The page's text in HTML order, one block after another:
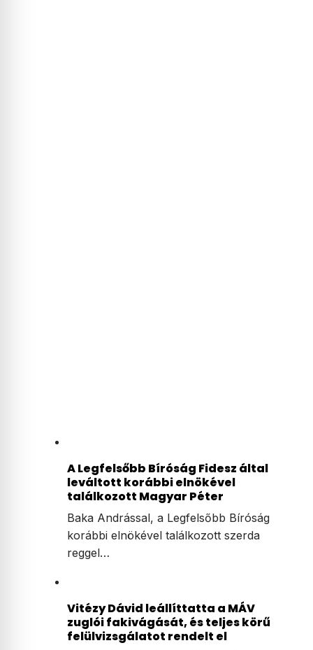
A Legfelsőbb Bíróság Fidesz által
leváltott korábbi elnökével
találkozott Magyar Péter
Baka Andrással, a Legfelsőbb Bíróság
korábbi elnökével találkozott szerda
reggel…
Vitézy Dávid leállíttatta a MÁV
zuglói fakivágását, és teljes körű
felülvizsgálatot rendelt el